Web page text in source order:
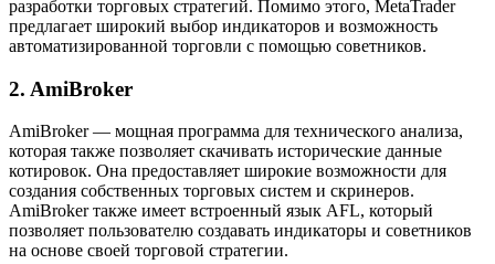
разработки торговых стратегий. Помимо этого, MetaTrader
предлагает широкий выбор индикаторов и возможность
автоматизированной торговли с помощью советников.
2. AmiBroker
AmiBroker — мощная программа для технического анализа,
которая также позволяет скачивать исторические данные
котировок. Она предоставляет широкие возможности для
создания собственных торговых систем и скринеров.
AmiBroker также имеет встроенный язык AFL, который
позволяет пользователю создавать индикаторы и советников
на основе своей торговой стратегии.